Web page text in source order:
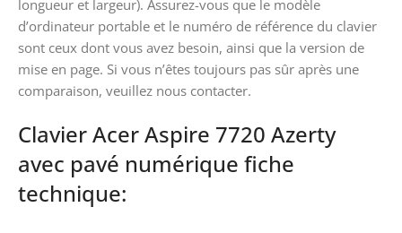
longueur et largeur). Assurez-vous que le modèle
d’ordinateur portable et le numéro de référence du clavier
sont ceux dont vous avez besoin, ainsi que la version de
mise en page. Si vous n’êtes toujours pas sûr après une
comparaison, veuillez nous contacter.
Clavier Acer Aspire 7720 Azerty
avec pavé numérique fiche
technique: